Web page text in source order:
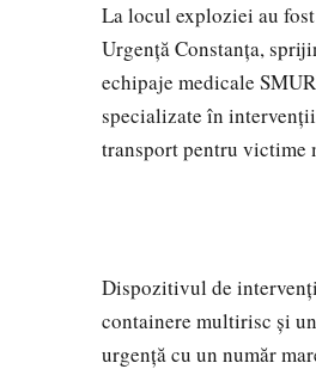
La locul exploziei au
Urgență Constanța,
echipaje medicale
specializate în
transport pentru victime
Dispozitivul de
containere multirisc și
urgență cu un număr